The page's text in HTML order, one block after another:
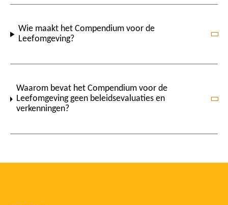
Wie maakt het Compendium voor de
Leefomgeving?
Waarom bevat het Compendium voor de
Leefomgeving geen beleidsevaluaties en
verkenningen?